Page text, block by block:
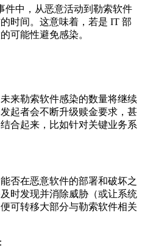
件中，从恶意活动到勒索软件
时间。这意味着，若是 IT 部
可能性避免感染。
来勒索软件感染的数量将继续
起者会不断升级赎金要求，甚
合起来，比如针对关键业务系
否在恶意软件的部署和破坏之
时发现并消除威胁（或让系统
可转移大部分与勒索软件相关